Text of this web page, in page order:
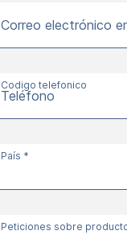
Correo electrónico
Codigo telefonico
Teléfono
País *
Peticiones sobre